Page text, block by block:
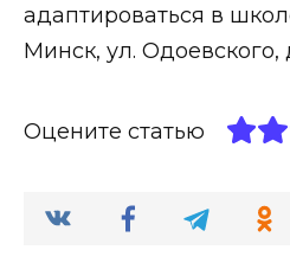
адаптироваться в
Минск, ул. Одоевского,
Оцените статью